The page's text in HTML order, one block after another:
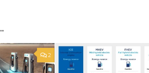
2